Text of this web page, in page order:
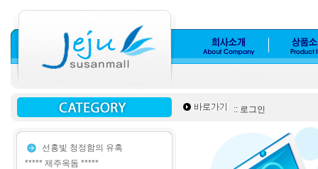
:: 로그인
선홍빛 청정함의 유혹
***** 제주옥돔 *****